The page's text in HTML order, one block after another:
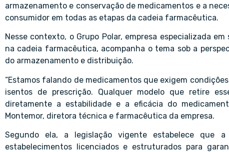
armazenamento e conservação de medicamentos e a
consumidor em todas as etapas da cadeia farmacêutica.
Nesse contexto, o Grupo Polar, empresa especializada
na cadeia farmacêutica, acompanha o tema sob a
do armazenamento e distribuição.
“Estamos falando de medicamentos que exigem
isentos de prescrição. Qualquer modelo que retire
diretamente a estabilidade e a eficácia do
Montemor, diretora técnica e farmacêutica da empresa.
Segundo ela, a legislação vigente estabelece que
estabelecimentos licenciados e estruturados para